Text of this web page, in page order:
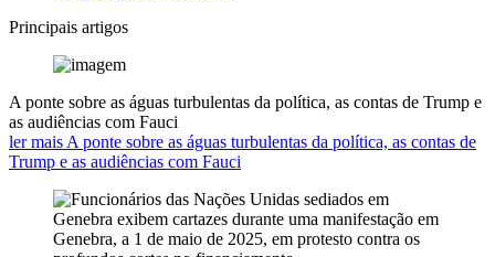
Principais artigos
A ponte sobre as águas turbulentas da política, as contas de Trump e
as audiências com Fauci
ler mais A ponte sobre as águas turbulentas da política, as contas de
Trump e as audiências com Fauci